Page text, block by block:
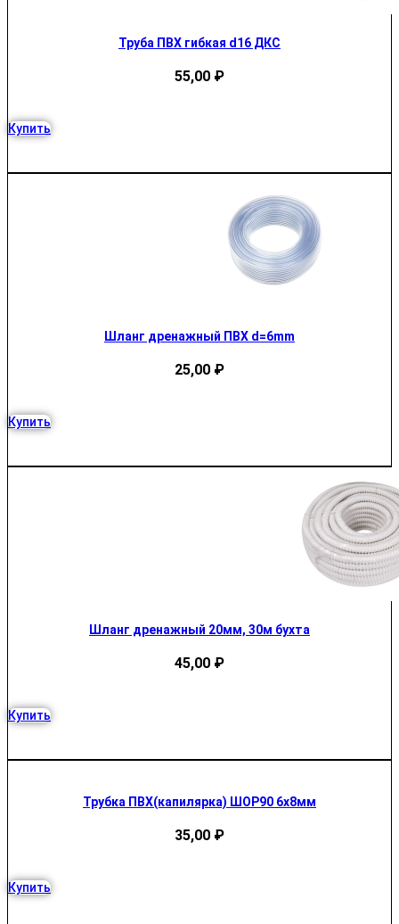
Труба ПВХ гибкая d16 ДКС
55,00 ₽
Купить
Шланг дренажный ПВХ d=6mm
25,00 ₽
Купить
Шланг дренажный 20мм, 30м бухта
45,00 ₽
Купить
Трубка ПВХ(капилярка) ШОР90 6х8мм
35,00 ₽
Купить